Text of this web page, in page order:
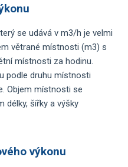
se udává v m3/h je velmi
větrané místnosti (m3) s
místnosti za hodinu.
podle druhu místnosti
Objem místnosti se
délky, šířky a výšky
výkonu